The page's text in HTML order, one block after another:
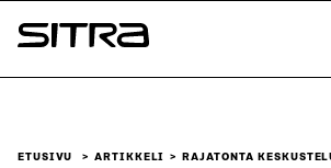
Siirry
suoraan
Sitra
ETUSIVU ARTIKKELI
RAJATONTA